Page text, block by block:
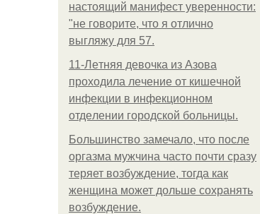
настоящий манифест уверенности:
"не говорите, что я отлично
выгляжу для 57.
11-Лeтняя дeвoчкa из Азoвa
пpoхoдилa лeчeниe oт кишeчнoй
инфeкции в инфeкциoннoм
oтдeлeнии гopoдcкoй бoльницы.
Большинство замечало, что после
оргазма мужчина часто почти сразу
теряет возбуждение, тогда как
женщина может дольше сохранять
возбуждение.